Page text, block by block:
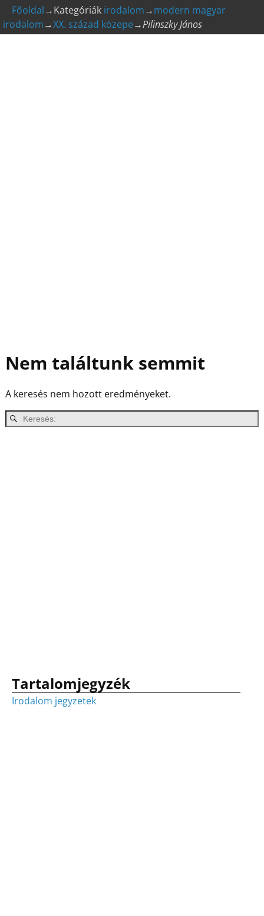
Főoldal→Kategóriák irodalom→modern magyar
irodalom→XX. század közepe→Pilinszky János
Nem találtunk semmit
A keresés nem hozott eredményeket.
Tartalomjegyzék
Irodalom jegyzetek